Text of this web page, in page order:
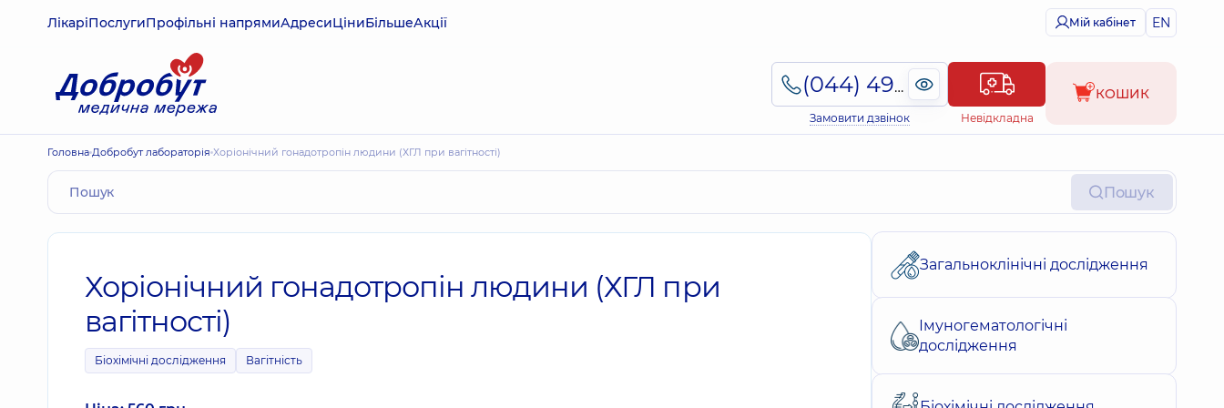
ЛікаріПослугиПрофільні напрямиАдресиЦіниБільшеАкції Мій кабінет EN
(044) 495-2-888
Замовити дзвінок Невідкладна
КОШИК
Головна Добробут лабораторія Хоріонічний гонадотропін людини (ХГЛ при вагітності)
Пошук
Хоріонічний гонадотропін людини (ХГЛ при
вагітності)
Біохімічні дослідження Вагітність
Загальноклінічні дослідження
Імуногематологічні
дослідження